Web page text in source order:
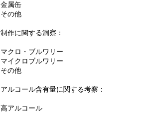
金属缶
その他
制作に関する洞察：
マクロ・ブルワリー
マイクロブルワリー
その他
アルコール含有量に関する考察：
高アルコール